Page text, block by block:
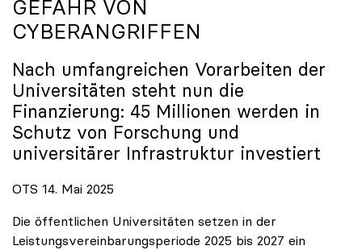
GEFAHR VON
CYBERANGRIFFEN
Nach umfangreichen Vorarbeiten der
Universitäten steht nun die
Finanzierung: 45 Millionen werden in
Schutz von Forschung und
universitärer Infrastruktur investiert
OTS 14. Mai 2025
Die öffentlichen Universitäten setzen in der
Leistungsvereinbarungsperiode 2025 bis 2027 ein